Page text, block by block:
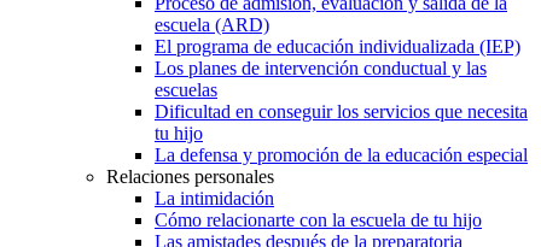
escuela (ARD)
El programa de educación individualizada (IEP)
Los planes de intervención conductual y las
escuelas
Dificultad en conseguir los servicios que necesita
tu hijo
La defensa y promoción de la educación especial
Relaciones personales
La intimidación
Cómo relacionarte con la escuela de tu hijo
Las amistades después de la preparatoria